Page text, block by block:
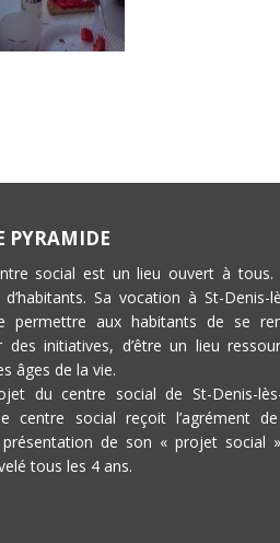
PYRAMIDE
social est un lieu ouvert à tous.
Sa vocation à St-Denis-
permettre aux habitants de se
des initiatives, d’être un lieu
âges de la vie.
du centre social de St-Denis-
centre social reçoit l’agrément
présentation de son « projet social
tous les 4 ans.